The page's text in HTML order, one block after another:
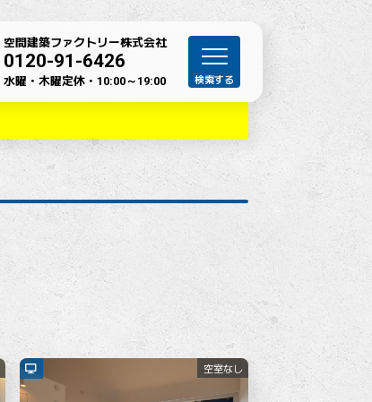
空間建築ファクトリー株式会社
0120-91-6426
水曜・木曜定休・ 10:00～19:00
空室なし